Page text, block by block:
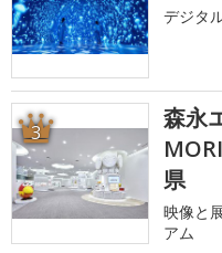
デジタ
3
森永
県
映像と
アム